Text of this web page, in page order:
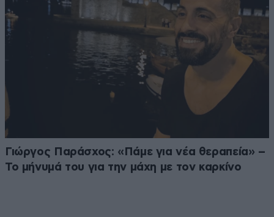
Γιώργος Παράσχος: «Πάμε για νέα θεραπεία» –
Το μήνυμά του για την μάχη με τον καρκίνο